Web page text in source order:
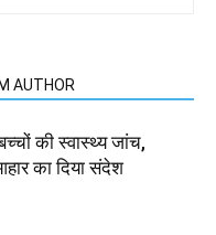
AUTHOR
की स्वास्थ्य जांच,
का दिया संदेश